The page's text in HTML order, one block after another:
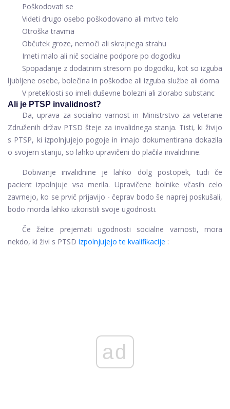
Poškodovati se
Videti drugo osebo poškodovano ali mrtvo telo
Otroška travma
Občutek groze, nemoči ali skrajnega strahu
Imeti malo ali nič socialne podpore po dogodku
Spopadanje z dodatnim stresom po dogodku, kot so izguba
ljubljene osebe, bolečina in poškodbe ali izguba službe ali doma
V preteklosti so imeli duševne bolezni ali zlorabo substanc
Ali je PTSP invalidnost?
Da, uprava za socialno varnost in Ministrstvo za veterane
Združenih držav PTSD šteje za invalidnega stanja. Tisti, ki živijo
s PTSP, ki izpolnjujejo pogoje in imajo dokumentirana dokazila
o svojem stanju, so lahko upravičeni do plačila invalidnine.
Dobivanje invalidnine je lahko dolg postopek, tudi če
pacient izpolnjuje vsa merila. Upravičene bolnike včasih celo
zavrnejo, ko se prvič prijavijo - čeprav bodo še naprej poskušali,
bodo morda lahko izkoristili svoje ugodnosti.
Če želite prejemati ugodnosti socialne varnosti, mora
nekdo, ki živi s PTSD izpolnjujejo te kvalifikacije :
ad